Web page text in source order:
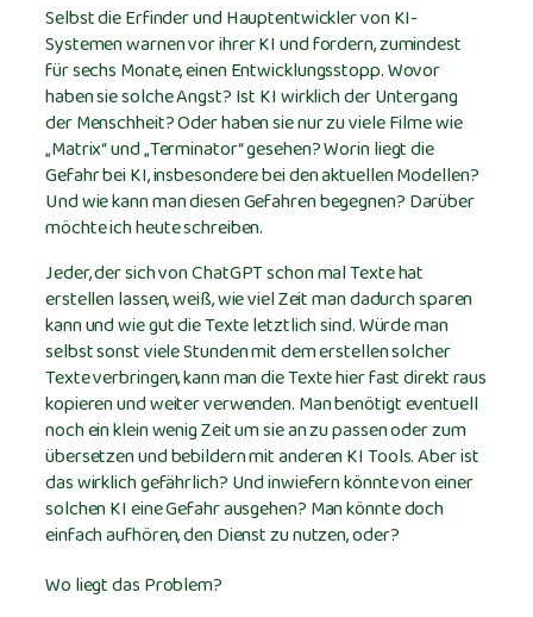
Selbst die Erfinder und Hauptentwickler von KI-
Systemen warnen vor ihrer KI und fordern, zumindest
für sechs Monate, einen Entwicklungsstopp. Wovor
haben sie solche Angst? Ist KI wirklich der Untergang
der Menschheit? Oder haben sie nur zu viele Filme wie
„Matrix“ und „Terminator“ gesehen? Worin liegt die
Gefahr bei KI, insbesondere bei den aktuellen Modellen?
Und wie kann man diesen Gefahren begegnen? Darüber
möchte ich heute schreiben.
Jeder, der sich von ChatGPT schon mal Texte hat
erstellen lassen, weiß, wie viel Zeit man dadurch sparen
kann und wie gut die Texte letztlich sind. Würde man
selbst sonst viele Stunden mit dem erstellen solcher
Texte verbringen, kann man die Texte hier fast direkt raus
kopieren und weiter verwenden. Man benötigt eventuell
noch ein klein wenig Zeit um sie an zu passen oder zum
übersetzen und bebildern mit anderen KI Tools. Aber ist
das wirklich gefährlich? Und inwiefern könnte von einer
solchen KI eine Gefahr ausgehen? Man könnte doch
einfach aufhören, den Dienst zu nutzen, oder?
Wo liegt das Problem?